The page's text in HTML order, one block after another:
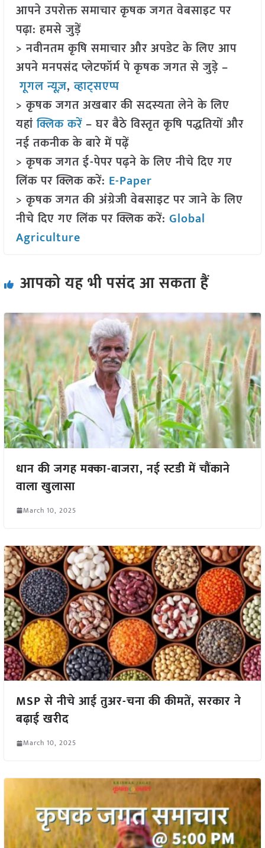
आपने उपरोक्त समाचार कृषक जगत वेबसाइट पर
पढ़ा: हमसे जुड़ें
> नवीनतम कृषि समाचार और अपडेट के लिए आप
अपने मनपसंद प्लेटफॉर्म पे कृषक जगत से जुड़े –
गूगल न्यूज़,व्हाट्सएप्प
> कृषक जगत अखबार की सदस्यता लेने के लिए
यहांक्लिक करें– घर बैठे विस्तृत कृषि पद्धतियों और
नई तकनीक के बारे में पढ़ें
> कृषक जगत ई-पेपर पढ़ने के लिए नीचे दिए गए
लिंक पर क्लिक करें: E-Paper
> कृषक जगत की अंग्रेजी वेबसाइट पर जाने के लिए
नीचे दिए गए लिंक पर क्लिक करें: Global
Agriculture
आपको यह भी पसंद आ सकता हैं
धान की जगह मक्का-बाजरा, नई स्टडी में चौंकाने
वाला खुलासा
March 10, 2025
MSP से नीचे आई तुअर-चना की कीमतें, सरकार ने
बढ़ाई खरीद
March 10, 2025